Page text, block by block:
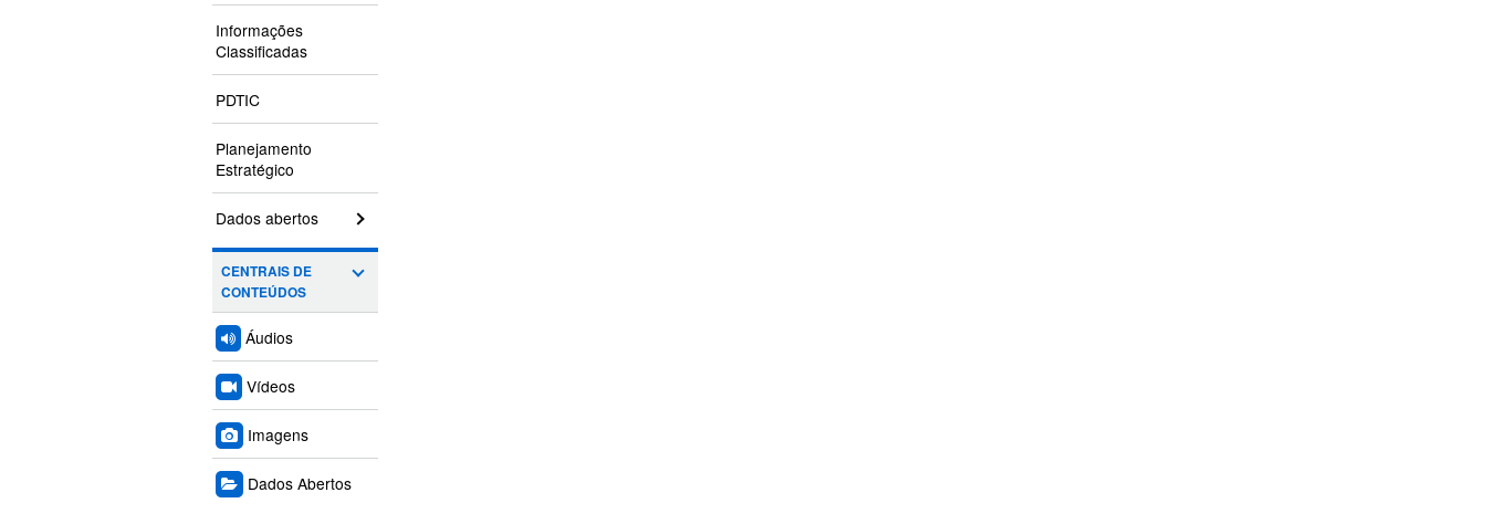
Informações
Classificadas
PDTIC
Planejamento
Estratégico
Dados abertos
CENTRAIS DE
CONTEÚDOS
Áudios
Vídeos
Imagens
Dados Abertos